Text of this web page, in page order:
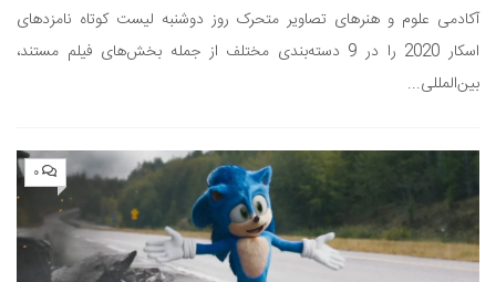
آکادمی علوم و هنرهای تصاویر متحرک روز دوشنبه لیست کوتاه نامزدهای
اسکار 2020 را در 9 دسته‌بندی مختلف از جمله بخش‌های فیلم مستند،
بین‌المللی...
۰